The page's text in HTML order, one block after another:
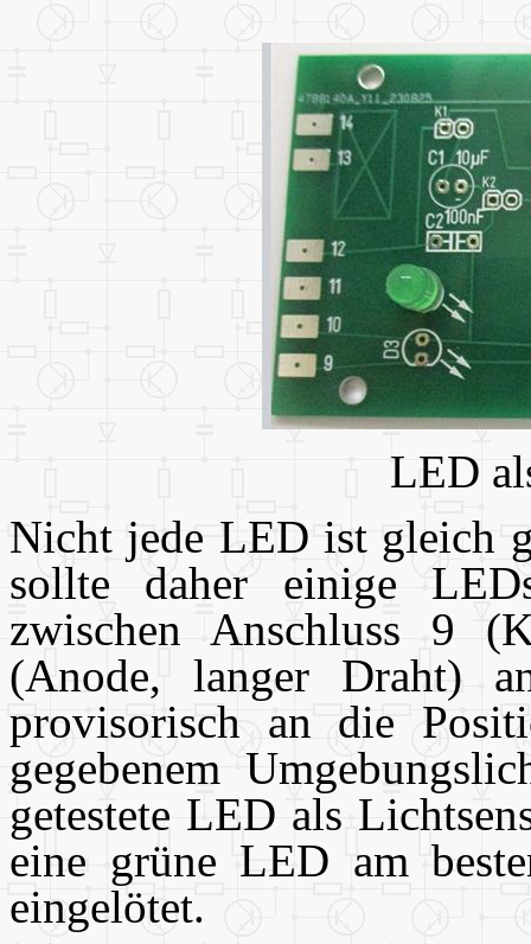
LED
Nicht jede LED ist gleich
sollte daher einige
zwischen Anschluss 9
(Anode, langer Draht)
provisorisch an die
gegebenem
getestete LED als
eine grüne LED am
eingelötet.